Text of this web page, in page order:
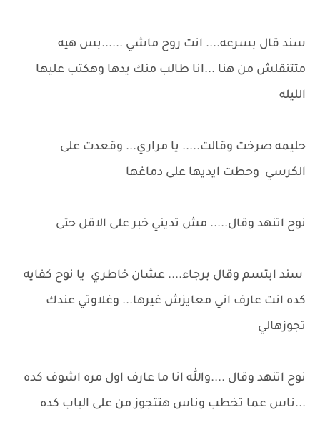
سند قال بسرعه.... انت روح ماشي ......بس هيه
متتنقلش من هنا ...انا طالب منك يدها وهكتب عليها
الليله
حليمه صرخت وقالت..... يا مراري... وقعدت على
الكرسي وحطت ايديها على دماغها
نوح اتنهد وقال..... مش تديني خبر على الاقل حتى
سند ابتسم وقال برجاء.... عشان خاطري يا نوح كفايه
كده انت عارف اني معايزش غيرها... وغلاوتي عندك
تجوزهالي
نوح اتنهد وقال ....والله انا ما عارف اول مره اشوف كده
...ناس عما تخطب وناس هتتجوز من على الباب كده